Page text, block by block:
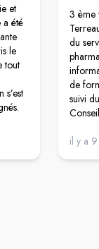
et
a été
le
tout
3 ème
du
de
suivi
il y a